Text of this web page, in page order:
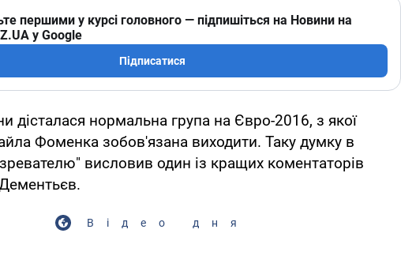
першими у курсі головного — підпишіться на Новини на
у Google
Підписатися
дісталася нормальна група на Євро-2016, з якої
Фоменка зобов'язана виходити. Таку думку в
висловив один із кращих коментаторів
Відео дня